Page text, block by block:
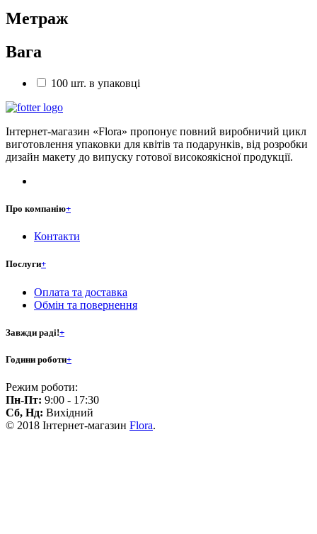
Метраж
Вага
100 шт. в упаковці
Інтернет-магазин «Flora» пропонує повний виробничий цикл
виготовлення упаковки для квітів та подарунків, від розробки
дизайн макету до випуску готової високоякісної продукції.
Про компанію+
Контакти
Послуги+
Оплата та доставка
Обмін та повернення
Завжди раді!+
Години роботи+
Режим роботи:
Пн-Пт: 9:00 - 17:30
Сб, Нд: Вихідний
© 2018 Інтернет-магазин Flora.